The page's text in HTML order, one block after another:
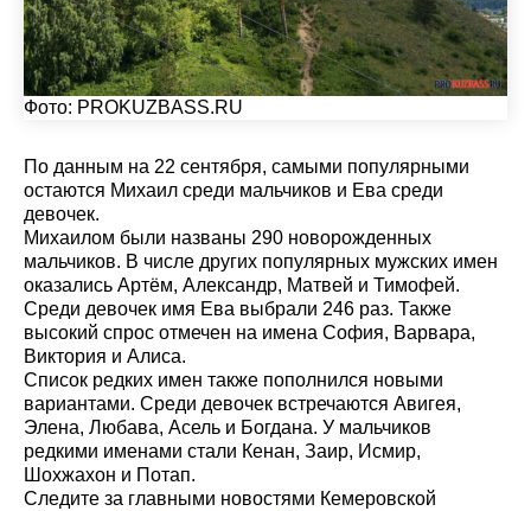
Фото: PROKUZBASS.RU
По данным на 22 сентября, самыми популярными
остаются Михаил среди мальчиков и Ева среди
девочек.
Михаилом были названы 290 новорожденных
мальчиков. В числе других популярных мужских имен
оказались Артём, Александр, Матвей и Тимофей.
Среди девочек имя Ева выбрали 246 раз. Также
высокий спрос отмечен на имена София, Варвара,
Виктория и Алиса.
Список редких имен также пополнился новыми
вариантами. Среди девочек встречаются Авигея,
Элена, Любава, Асель и Богдана. У мальчиков
редкими именами стали Кенан, Заир, Исмир,
Шохжахон и Потап.
Cледите за главными новостями Кемеровской